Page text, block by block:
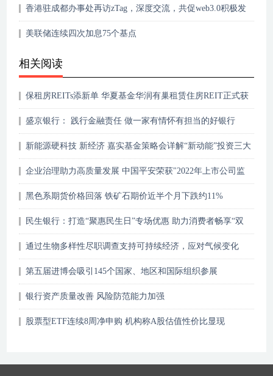
香港驻成都办事处再访zTag，深度交流，共促web3.0积极发
美联储连续四次加息75个基点
相关阅读
保租房REITs添新单 华夏基金华润有巢租赁住房REIT正式获
盛京银行： 践行金融责任 做一家有情怀有担当的好银行
新能源硬科技 新经济 嘉实基金策略会详解“新动能”投资三大
企业治理助力高质量发展 中国平安荣获"2022年上市公司监
黑色系期货价格回落 铁矿石期价近半个月下跌约11%
民生银行：打造“聚惠民生日”专场优惠 助力消费者畅享“双
通过生物多样性尽职调查支持可持续经济，应对气候变化
第五届进博会吸引145个国家、地区和国际组织参展
银行资产质量改善 风险防范能力加强
股票型ETF连续8周净申购 机构称A股估值性价比显现